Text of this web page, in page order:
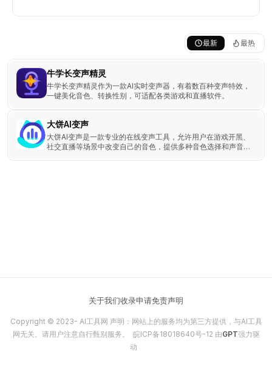
最新 最热
牛学长变声精灵
牛学长变声精灵作为一款AI实时变声器，有着数百种变声特效，
一键美化音色、转换性别，可适配各类游戏和直播软件。
大饼AI变声
大饼AI变声是一款专业的在线变声工具，允许用户在游戏开黑、
社交直播等场景中改变自己的音色，提供多种音色选择和声音滤
关于我们收录申请免责声明
Copyright © 2023- AI工具网 声明：网站上的服务均为第三方提供，与AI工具
网无关。请用户注意自行甄别服务。 皖ICP备18018640号-12 由GPT强力驱
动